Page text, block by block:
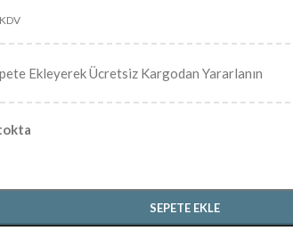
Ekleyerek Ücretsiz Kargodan Yararlanın
SEPETE EKLE